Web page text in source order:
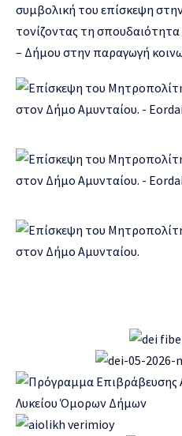
συμβολική του επίσκεψη
τονίζοντας τη σπουδαιότητα
– Δήμου στην παραγωγή